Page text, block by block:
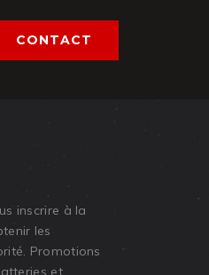
CONTACT
inscrire à la
les
Promotions
et